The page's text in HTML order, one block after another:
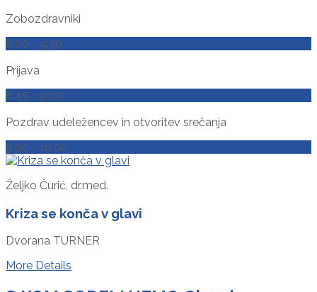
Zobozdravniki
8.00 - 9.30
Prijava
8.45 - 9.00
Pozdrav udeležencev in otvoritev srečanja
9.00 - 10.00
Željko Čurić, dr.med.
Kriza se konča v glavi
Dvorana TURNER
More Details